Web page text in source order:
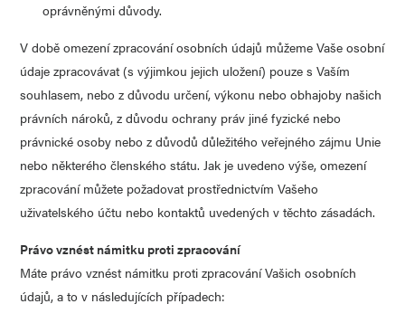
oprávněnými důvody.
V době omezení zpracování osobních údajů můžeme Vaše osobní
údaje zpracovávat (s výjimkou jejich uložení) pouze s Vaším
souhlasem, nebo z důvodu určení, výkonu nebo obhajoby našich
právních nároků, z důvodu ochrany práv jiné fyzické nebo
právnické osoby nebo z důvodů důležitého veřejného zájmu Unie
nebo některého členského státu. Jak je uvedeno výše, omezení
zpracování můžete požadovat prostřednictvím Vašeho
uživatelského účtu nebo kontaktů uvedených v těchto zásadách.
Právo vznést námitku proti zpracování
Máte právo vznést námitku proti zpracování Vašich osobních
údajů, a to v následujících případech: